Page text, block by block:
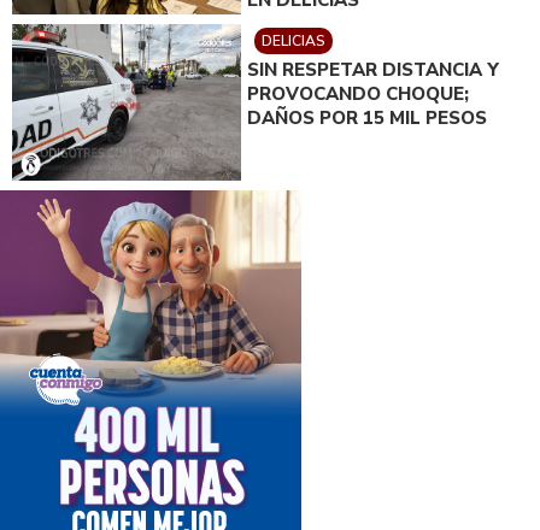
DELICIAS
SIN RESPETAR DISTANCIA Y
PROVOCANDO CHOQUE;
DAÑOS POR 15 MIL PESOS